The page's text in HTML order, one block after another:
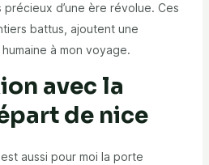
précieux d’une ère révolue. Ces
battus, ajoutent une
à mon voyage.
avec la
de nice
est aussi pour moi la porte